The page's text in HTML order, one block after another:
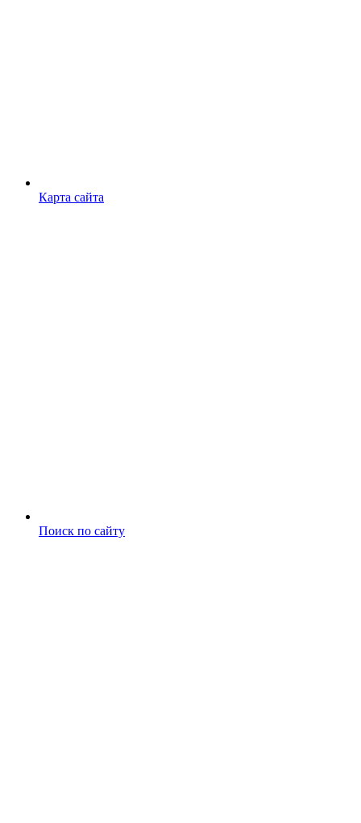
Карта сайта
Поиск по сайту